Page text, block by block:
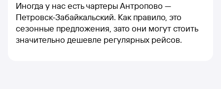
Иногда у нас есть чартеры Антропово —
Петровск-Забайкальский. Как правило, это
сезонные предложения, зато они могут стоить
значительно дешевле регулярных рейсов.